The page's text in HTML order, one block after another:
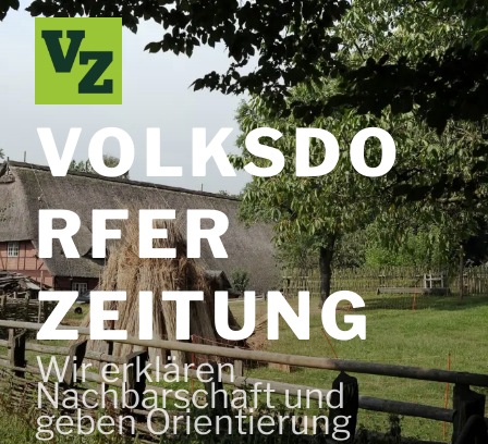
Zum
Inhalt
springen
VOLKSDO
RFER
ZEITUNG
Wir erklären
Nachbarschaft und
geben Orientierung